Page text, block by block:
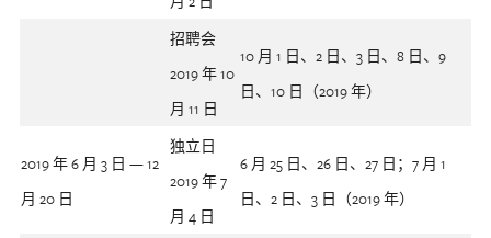
招聘会
2019 年 10
月 11 日
10 月 1 日、2 日、3 日、8 日、9
日、10 日（2019 年）
2019 年 6 月 3 日 — 12
月 20 日
独立日
2019 年 7
月 4 日
6 月 25 日、26 日、27 日；7 月 1
日、2 日、3 日（2019 年）